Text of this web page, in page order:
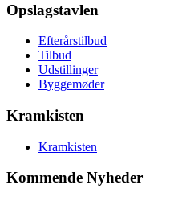
Opslagstavlen
Efterårstilbud
Tilbud
Udstillinger
Byggemøder
Kramkisten
Kramkisten
Kommende Nyheder